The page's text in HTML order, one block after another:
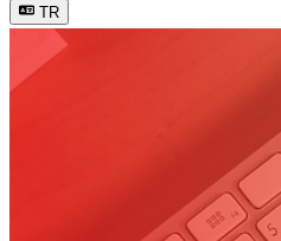
TR